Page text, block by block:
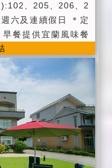
、205、206、2
六及連續假日 ＊定
餐提供宜蘭風味餐
。 ＊包棟享卡拉OK
務。 ＊若想體驗泛
＊Check in於
之前,貴賓入住時請
房價表（平價收費，
童住宿免費(以一人為
email方式訂房，訂
前來，我們將為您貼
，請於訂房三日內轉